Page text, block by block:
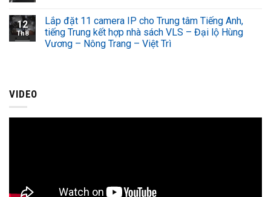
12
Th8
Lắp đặt 11 camera IP cho Trung tâm Tiếng Anh,
tiếng Trung kết hợp nhà sách VLS – Đại lộ Hùng
Vương – Nông Trang – Việt Trì
VIDEO